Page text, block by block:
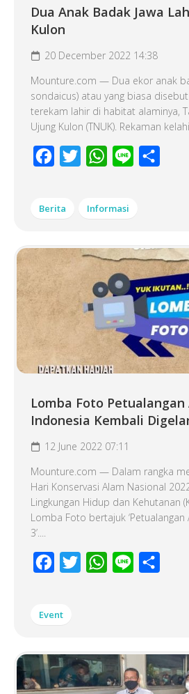
Dua Anak Badak Jawa
Kulon
20 December 2022 14:38
Mounture.com — Dua ekor anak
sondaicus) atau yang biasa
terekam lahir di habitat alaminya,
Ujung Kulon (TNUK). Rekaman
Facebook
Twitter WhatsApp
Line
Berita Informasi
Lomba Foto Petualangan
Indonesia Kembali
12 June 2022 07:11
Mounture.com — Dalam rangka
Hari Konservasi Alam Nasional
Lingkungan Hidup dan Kehutanan
Lomba Foto bertajuk ‘Petualangan
3’....
Facebook
Twitter WhatsApp
Line
Event